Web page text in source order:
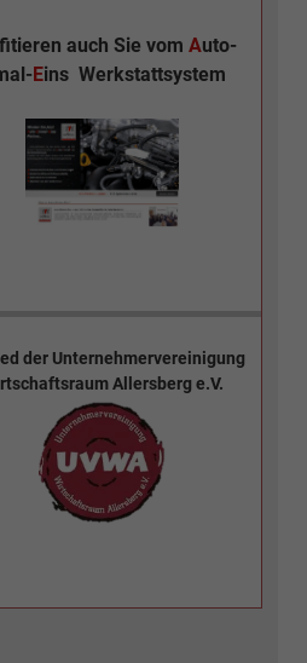
auch Sie vom Auto-
Eins Werkstattsystem
der Unternehmervereinigung
Allersberg e.V.